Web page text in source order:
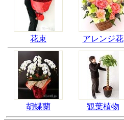
花束 アレンジ花
胡蝶蘭 観葉植物